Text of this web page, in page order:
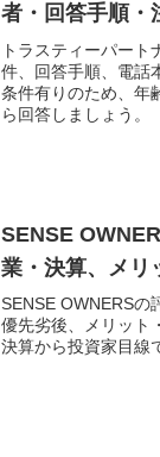
者・回答手順・
トラスティーパー
件、回答手順、電話
条件有りのため、年
ら回答しましょう。
SENSE
業・決算、メリ
SENSE OWNERSの
優先劣後、メリット
決算から投資家目線